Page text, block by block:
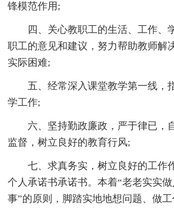
锋模范作用;
四、关心教职工的生活、工作、
职工的意见和建议，努力帮助教师解
实际困难;
五、经常深入课堂教学第一线，
学工作;
六、坚持勤政廉政，严于律已，
监督，树立良好的教育行风;
七、求真务实，树立良好的工作
个人承诺书承诺书。本着“老老实实
事”的原则，脚踏实地地想问题、做